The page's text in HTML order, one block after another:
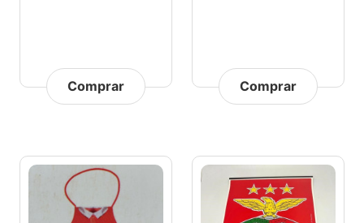
Comprar Comprar